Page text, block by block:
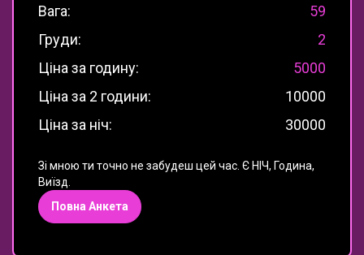
Вага:
59
Груди:
2
Ціна за годину:
5000
Ціна за 2 години:
10000
Ціна за ніч:
30000
Зі мною ти точно не забудеш цей час. Є НІЧ, Година,
Виїзд.
Повна Анкета